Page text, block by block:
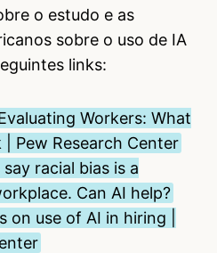
o estudo e as
sobre o uso de IA
links:
Workers: What
Pew Research Center
racial bias is a
Can AI help?
on use of AI in hiring |